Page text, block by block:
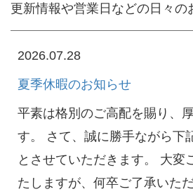
更新情報や営業日などの日々の
2026.07.28
夏季休暇のお知らせ
平素は格別のご高配を賜り、
す。 さて、誠に勝手ながら下
とさせていただきます。 大変
たしますが、何卒ご了承いた